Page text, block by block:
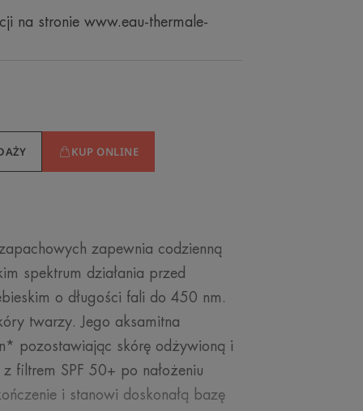
na stronie www.eau-thermale-
KUP ONLINE
zapewnia codzienną
spektrum działania przed
o długości fali do 450 nm.
twarzy. Jego aksamitna
pozostawiając skórę odżywioną i
filtrem SPF 50+ po nałożeniu
i stanowi doskonałą bazę